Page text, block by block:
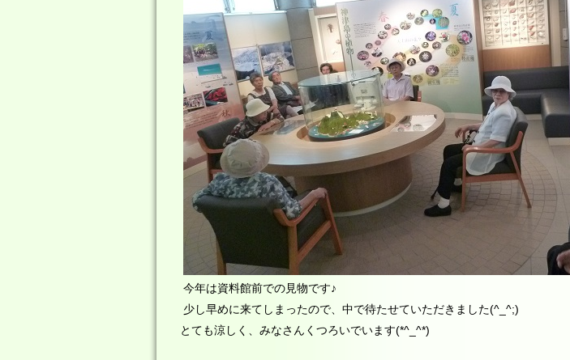
今年は資料館前での見物です♪
少し早めに来てしまったので、中で待たせていただきました(^_^;)
とても涼しく、みなさんくつろいでいます(*^_^*)